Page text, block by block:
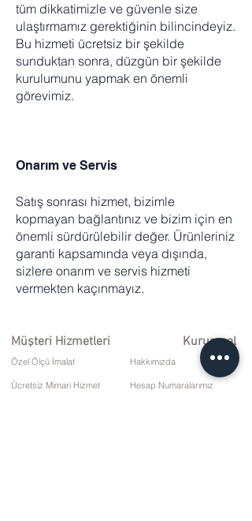
tüm dikkatimizle ve güvenle size
ulaştırmamız gerektiğinin bilincindeyiz.
Bu hizmeti ücretsiz bir şekilde
sunduktan sonra, düzgün bir şekilde
kurulumunu yapmak en önemli
görevimiz.
Onarım ve Servis
Satış sonrası hizmet, bizimle
kopmayan bağlantınız ve bizim için en
önemli sürdürülebilir değer. Ürünleriniz
garanti kapsamında veya dışında,
sizlere onarım ve servis hizmeti
vermekten kaçınmayız.
Müşteri Hizmetleri
Özel Ölçü İmalat
Ücretsiz Mimari Hizmet
Kurumsal
Hakkımızda
Hesap Numaralarımız